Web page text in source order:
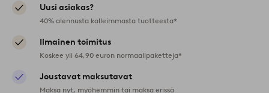
Uusi asiakas?
40% alennusta kalleimmasta tuotteesta*
Ilmainen toimitus
Koskee yli 64,90 euron normaalipaketteja*
Joustavat maksutavat
Maksa nyt, myöhemmin tai maksa erissä